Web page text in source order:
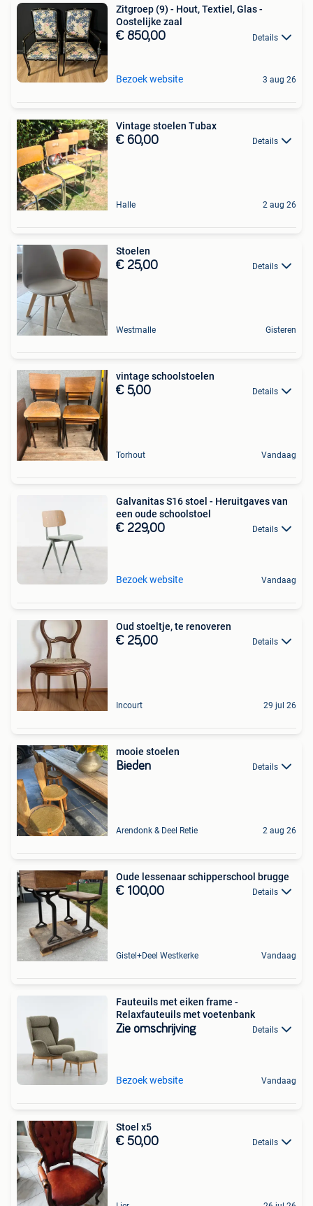
Zitgroep (9) - Hout, Textiel, Glas -
Oostelijke zaal
€ 850,00 Details
Bezoek website 3 aug 26
Vintage stoelen Tubax
€ 60,00 Details
Halle 2 aug 26
Stoelen
€ 25,00 Details
Westmalle Gisteren
vintage schoolstoelen
€ 5,00 Details
Torhout Vandaag
Galvanitas S16 stoel - Heruitgaves van
een oude schoolstoel
€ 229,00 Details
Bezoek website Vandaag
Oud stoeltje, te renoveren
€ 25,00 Details
Incourt 29 jul 26
mooie stoelen
Bieden Details
Arendonk & Deel Retie 2 aug 26
Oude lessenaar schipperschool brugge
€ 100,00 Details
Gistel+Deel Westkerke Vandaag
Fauteuils met eiken frame -
Relaxfauteuils met voetenbank
Zie omschrijving Details
Bezoek website Vandaag
Stoel x5
€ 50,00 Details